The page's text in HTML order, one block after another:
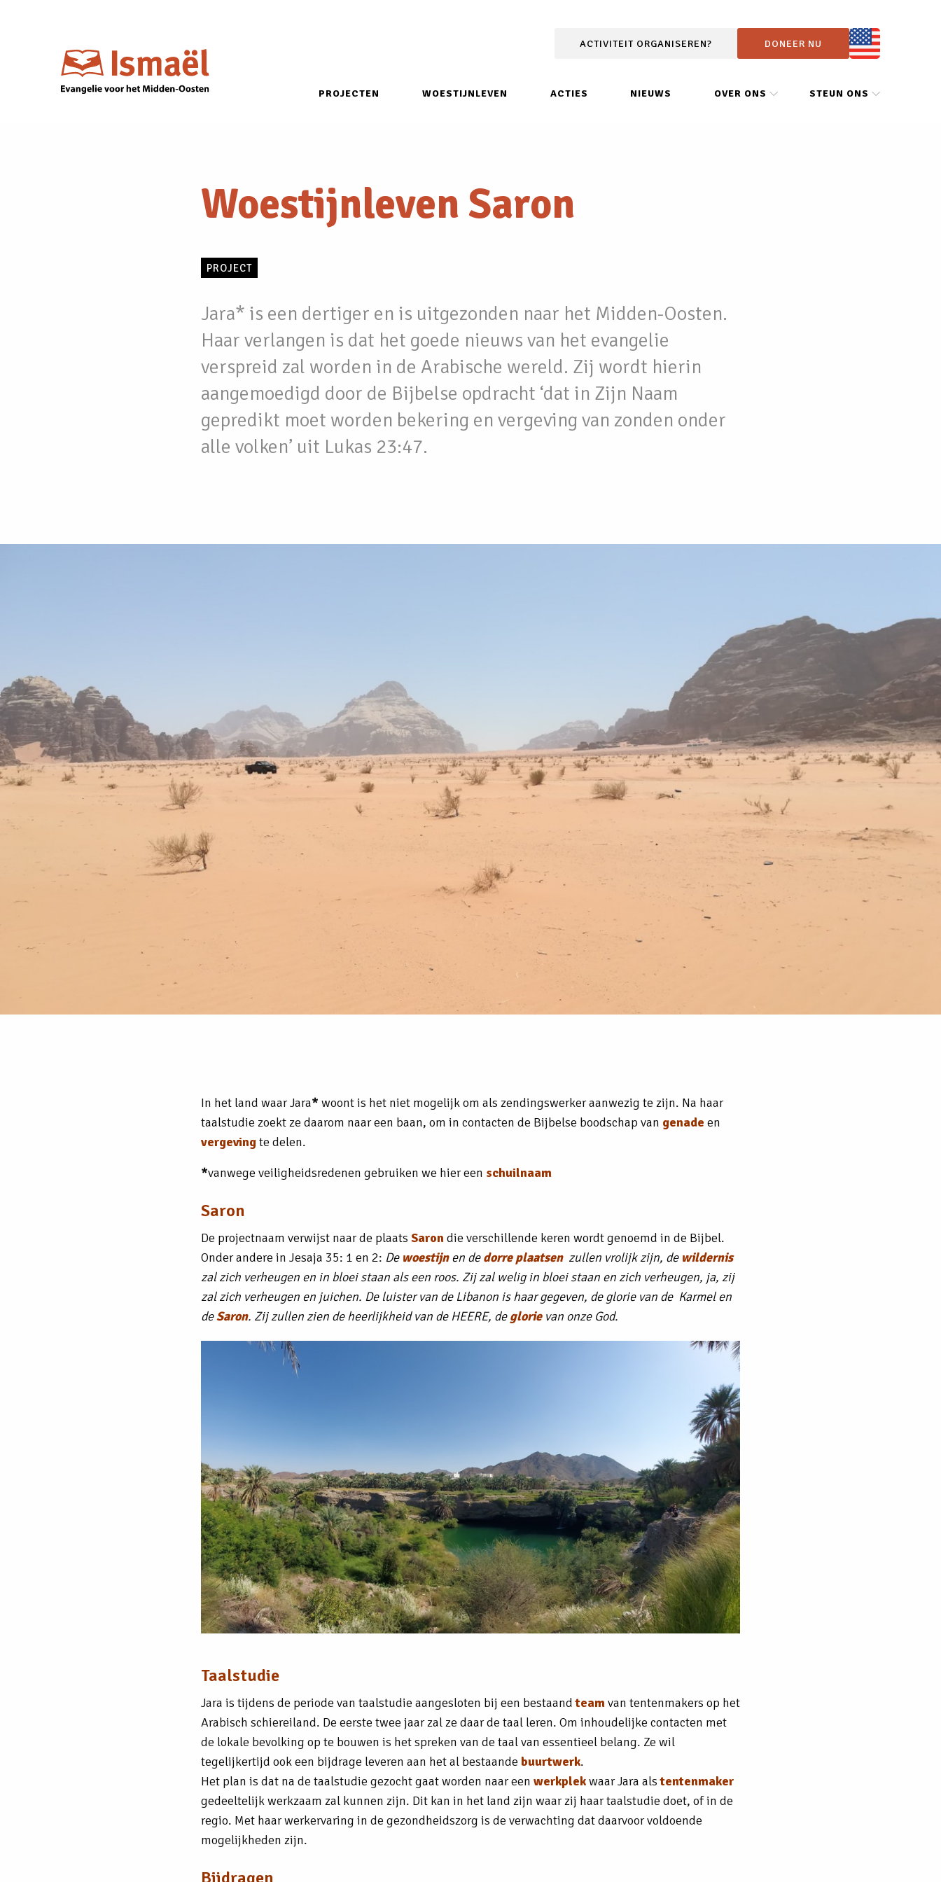
ACTIVITEIT ORGANISEREN? DONEER NU
PROJECTEN WOESTIJNLEVEN ACTIES NIEUWS OVER ONS STEUN ONS
Woestijnleven Saron
PROJECT
Jara* is een dertiger en is uitgezonden naar het Midden-Oosten.
Haar verlangen is dat het goede nieuws van het evangelie
verspreid zal worden in de Arabische wereld. Zij wordt hierin
aangemoedigd door de Bijbelse opdracht ‘dat in Zijn Naam
gepredikt moet worden bekering en vergeving van zonden onder
alle volken’ uit Lukas 23:47.
In het land waar Jara* woont is het niet mogelijk om als zendingswerker aanwezig te zijn. Na haar
taalstudie zoekt ze daarom naar een baan, om in contacten de Bijbelse boodschap van genade en
vergevingte delen.
*vanwege veiligheidsredenen gebruiken we hier een schuilnaam
Saron
De projectnaam verwijst naar de plaats Sarondie verschillende keren wordt genoemd in de Bijbel.
Onder andere in Jesaja 35: 1 en 2: De woestijn en dedorre plaatsenzullen vrolijk zijn, de wildernis
zal zich verheugen en in bloei staan als een roos. Zij zal welig in bloei staan en zich verheugen, ja, zij
zal zich verheugen en juichen. De luister van de Libanon is haar gegeven, de glorie van de Karmel en
deSaron. Zij zullen zien de heerlijkheid van de HEERE, deglorie van onze God.
Taalstudie
Jara is tijdens de periode van taalstudie aangesloten bij een bestaandteamvan tentenmakers op het
Arabisch schiereiland. De eerste twee jaar zal ze daar de taal leren. Om inhoudelijke contacten met
de lokale bevolking op te bouwen is het spreken van de taal van essentieel belang. Ze wil
tegelijkertijd ook een bijdrage leveren aan het al bestaande buurtwerk.
Het plan is dat na de taalstudie gezocht gaat worden naar een werkplekwaar Jara alstentenmaker
gedeeltelijk werkzaam zal kunnen zijn. Dit kan in het land zijn waar zij haar taalstudie doet, of in de
regio. Met haar werkervaring in de gezondheidszorg is de verwachting dat daarvoor voldoende
mogelijkheden zijn.
Bijdragen